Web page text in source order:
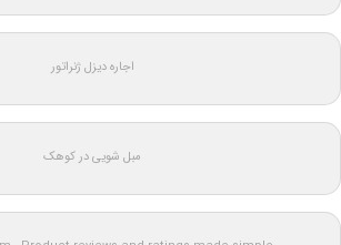
اجاره دیزل ژنراتور
مبل شویی در کوهک